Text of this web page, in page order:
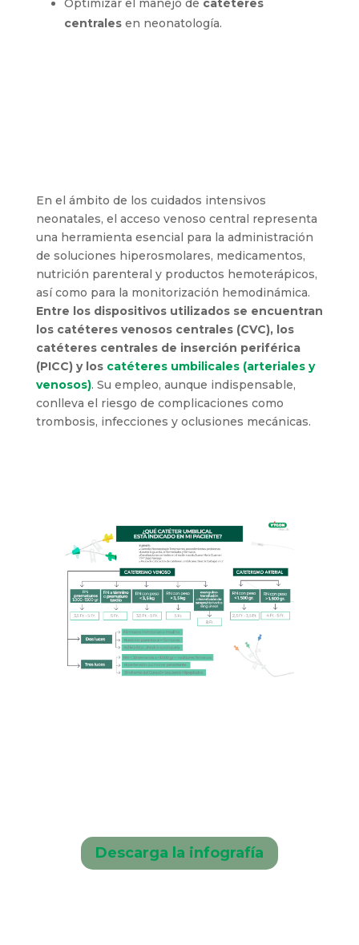
Optimizar el manejo de catéteres
centralesen neonatología.
En el ámbito de los cuidados intensivos
neonatales, el acceso venoso central representa
una herramienta esencial para la administración
de soluciones hiperosmolares, medicamentos,
nutrición parenteral y productos hemoterápicos,
así como para la monitorización hemodinámica.
Entre los dispositivos utilizados se encuentran
los catéteres venosos centrales (CVC), los
catéteres centrales de inserción periférica
(PICC) y los catéteres umbilicales (arteriales y
venosos). Su empleo, aunque indispensable,
conlleva el riesgo de complicaciones como
trombosis, infecciones y oclusiones mecánicas.
Descarga la infografía